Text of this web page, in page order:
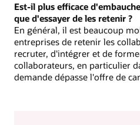
Est-il plus efficace
que d'essayer de les retenir ?
En général, il est beaucoup
entreprises de retenir les
recruter, d'intégrer et de
collaborateurs, en particulier
demande dépasse l'offre de